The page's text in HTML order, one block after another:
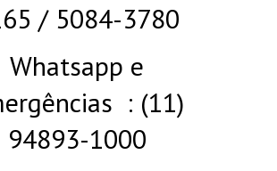
/ 5084-3780
Whatsapp e
: (11)
94893-1000